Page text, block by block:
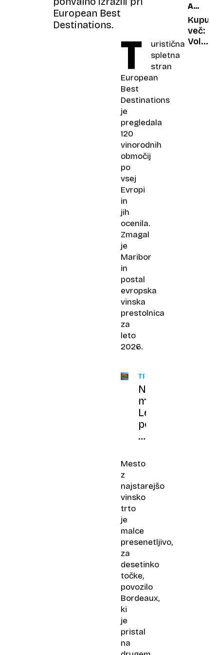
European Best
Destinations.
T
uristična
spletna
stran
European
Best
Destinations
je
pregledala
120
vinorodnih
območij
po
vsej
Evropi
in
jih
ocenila.
Zmagal
je
Maribor
in
postal
evropska
vinska
prestolnica
za
leto
2026.
TRGATEV
Na
mariborskem
Lentu
potrgali
najstarejšo
vinska
je
Natalija
Apač
Mesto
z
najstarejšo
vinsko
trto
je
malce
presenetljivo,
za
desetinko
točke,
povozilo
Bordeaux,
ki
je
pristal
na
ki
živi
tudi
pozno
TRG
več: